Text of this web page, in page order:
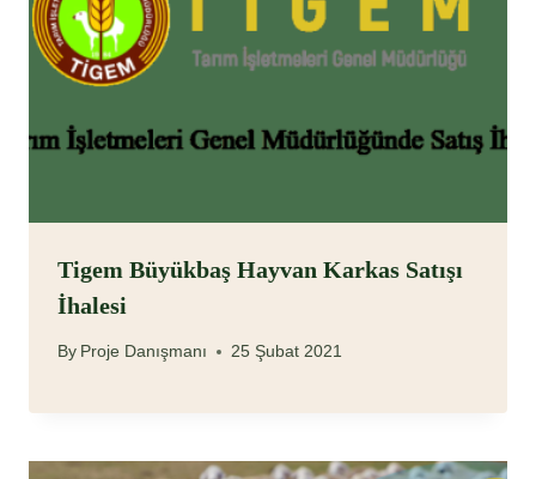
Tigem Büyükbaş Hayvan Karkas Satışı
İhalesi
By Proje Danışmanı 25 Şubat 2021